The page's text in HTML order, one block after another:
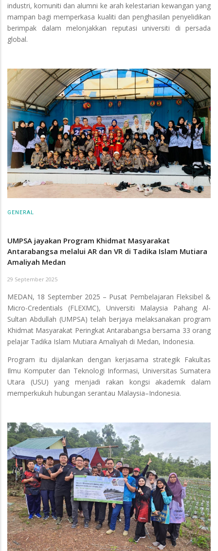
industri, komuniti dan alumni ke arah kelestarian kewangan yang
mampan bagi memperkasa kualiti dan penghasilan penyelidikan
berimpak dalam melonjakkan reputasi universiti di persada
global.
GENERAL
UMPSA jayakan Program Khidmat Masyarakat
Antarabangsa melalui AR dan VR di Tadika Islam Mutiara
Amaliyah Medan
29 September 2025
MEDAN, 18 September 2025 – Pusat Pembelajaran Fleksibel &
Micro-Credentials (FLEXMC), Universiti Malaysia Pahang Al-
Sultan Abdullah (UMPSA) telah berjaya melaksanakan program
Khidmat Masyarakat Peringkat Antarabangsa bersama 33 orang
pelajar Tadika Islam Mutiara Amaliyah di Medan, Indonesia.
Program itu dijalankan dengan kerjasama strategik Fakultas
Ilmu Komputer dan Teknologi Informasi, Universitas Sumatera
Utara (USU) yang menjadi rakan kongsi akademik dalam
memperkukuh hubungan serantau Malaysia–Indonesia.